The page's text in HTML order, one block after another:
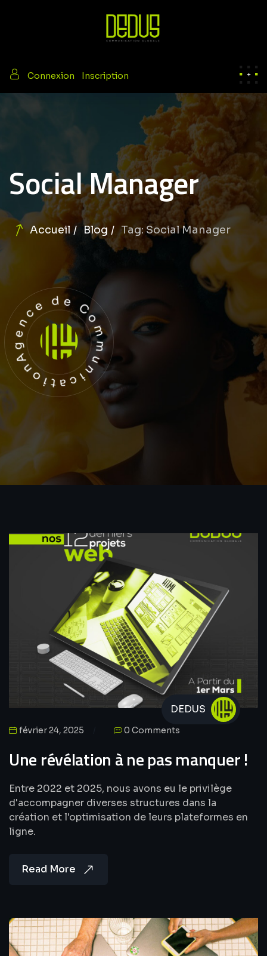
Connexion Inscription
Social Manager
Accueil Blog Tag: Social Manager
Agence de Communication
DEDUS
février 24, 2025 0 Comments
Une révélation à ne pas manquer !
Entre 2022 et 2025, nous avons eu le privilège
d'accompagner diverses structures dans la
création et l'optimisation de leurs plateformes en
ligne.
Read More